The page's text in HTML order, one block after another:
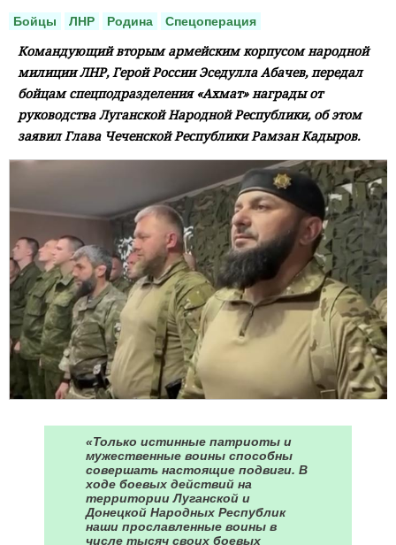
Бойцы ЛНР Родина Спецоперация
Командующий вторым армейским корпусом народной
милиции ЛНР, Герой России Эседулла Абачев, передал
бойцам спецподразделения «Ахмат» награды от
руководства Луганской Народной Республики, об этом
заявил Глава Чеченской Республики Рамзан Кадыров.
«Только истинные патриоты и
мужественные воины способны
совершать настоящие подвиги. В
ходе боевых действий на
территории Луганской и
Донецкой Народных Республик
наши прославленные воины в
числе тысяч своих боевых